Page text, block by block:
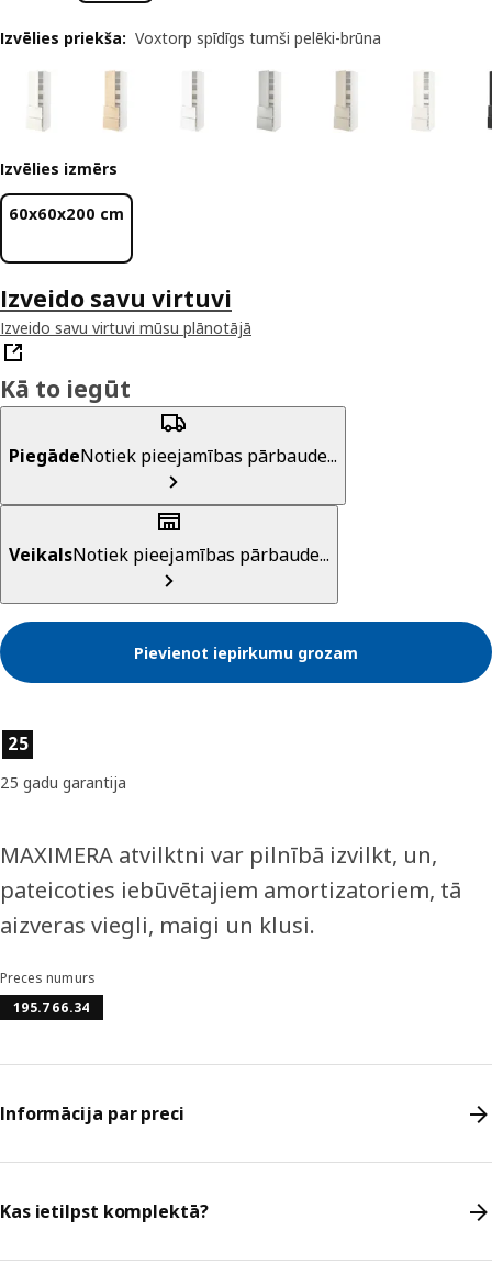
Izvēlies priekša: Voxtorp spīdīgs tumši pelēki-brūna
Izvēlies izmērs
60x60x200 cm
Izveido savu virtuvi
Izveido savu virtuvi mūsu plānotājā
Kā to iegūt
PiegādeNotiek pieejamības pārbaude...
VeikalsNotiek pieejamības pārbaude...
Pievienot iepirkumu grozam
Preces īpašības
25
25 gadu garantija
MAXIMERA atvilktni var pilnībā izvilkt, un,
pateicoties iebūvētajiem amortizatoriem, tā
aizveras viegli, maigi un klusi.
Preces numurs
195.766.34
Informācija par preci
Kas ietilpst komplektā?